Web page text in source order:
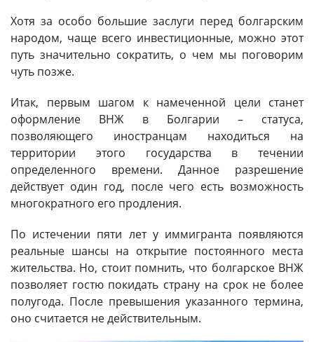
Хотя за особо большие заслуги перед болгарским
народом, чаще всего инвестиционные, можно этот
путь значительно сократить, о чем мы поговорим
чуть позже.
Итак, первым шагом к намеченной цели станет
оформление ВНЖ в Болгарии – статуса,
позволяющего иностранцам находиться на
территории этого государства в течении
определенного времени. Данное разрешение
действует один год, после чего есть возможность
многократного его продления.
По истечении пяти лет у иммигранта появляются
реальные шансы на открытие постоянного места
жительства. Но, стоит помнить, что болгарское ВНЖ
позволяет гостю покидать страну на срок не более
полугода. После превышения указанного термина,
оно считается не действительным.